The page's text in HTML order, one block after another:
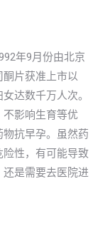
年9月份由北京
片获准上市以
达数千万人次。
影响生育等优
抗早孕。虽然药
性，有可能导致
是需要去医院进